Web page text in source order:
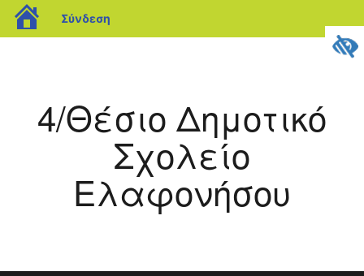
blogs.sch.gr
Σύνδεση
4/Θέσιο Δημοτικό
Σχολείο
Ελαφονήσου